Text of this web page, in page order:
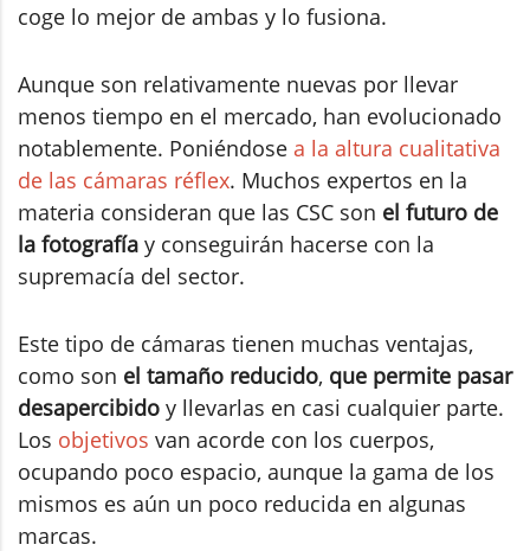
coge lo mejor de ambas y lo fusiona.
Aunque son relativamente nuevas por llevar
menos tiempo en el mercado, han evolucionado
notablemente. Poniéndose a la altura cualitativa
de las cámaras réflex. Muchos expertos en la
materia consideran que las CSC son el futuro de
la fotografía y conseguirán hacerse con la
supremacía del sector.
Este tipo de cámaras tienen muchas ventajas,
como son el tamaño reducido, que permite pasar
desapercibido y llevarlas en casi cualquier parte.
Los objetivos van acorde con los cuerpos,
ocupando poco espacio, aunque la gama de los
mismos es aún un poco reducida en algunas
marcas.